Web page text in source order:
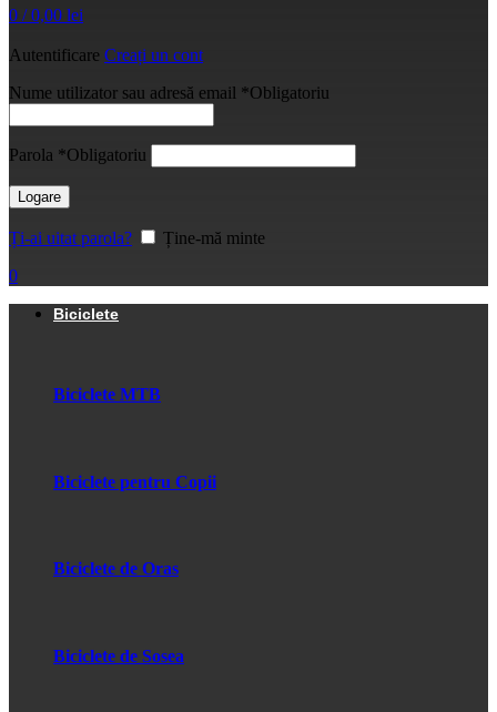
0 / 0,00 lei
Autentificare Creați un cont
Nume utilizator sau adresă email *Obligatoriu
Parola *Obligatoriu
Logare
Ți-ai uitat parola?
Ține-mă minte
0
Biciclete
Biciclete MTB
Biciclete pentru Copii
Biciclete de Oras
Biciclete de Sosea